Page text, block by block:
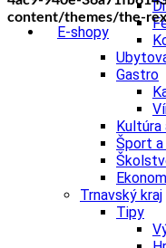
Gastro
Šport
Trnavský kraj
Tipy
E-shopy
content/themes/the-